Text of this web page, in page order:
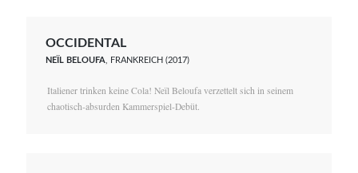
OCCIDENTAL
NEÏL BELOUFA , FRANKREICH (2017)
Italiener trinken keine Cola! Neïl Beloufa verzettelt sich in seinem
chaotisch-absurden Kammerspiel-Debüt.